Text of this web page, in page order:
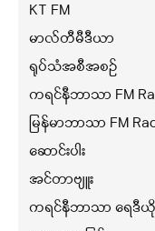
KT FM
မာလ်တီမီဒီယာ
ရုပ်သံအစီအစဉ်
ကရင်နီဘာသာ FM
မြန်မာဘာသာ FM
ဆောင်းပါး
အင်တာဗျူး
ကရင်နီဘာသာ ရေဒီယို